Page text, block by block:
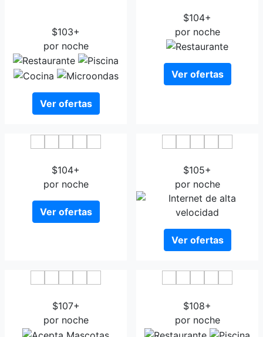
$103+
por noche
Ver ofertas
$104+
por noche
Ver ofertas
$104+
por noche
Ver ofertas
$105+
por noche
Ver ofertas
$107+
por noche
$108+
por noche